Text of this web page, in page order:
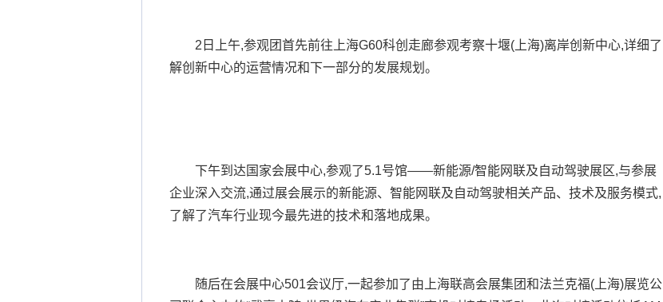
2日上午,参观团首先前往上海G60科创走廊参观考察十堰(上海)离岸创新中心,详细了
解创新中心的运营情况和下一部分的发展规划。
下午到达国家会展中心,参观了5.1号馆——新能源/智能网联及自动驾驶展区,与参展
企业深入交流,通过展会展示的新能源、智能网联及自动驾驶相关产品、技术及服务模式,
了解了汽车行业现今最先进的技术和落地成果。
随后在会展中心501会议厅,一起参加了由上海联高会展集团和法兰克福(上海)展览公